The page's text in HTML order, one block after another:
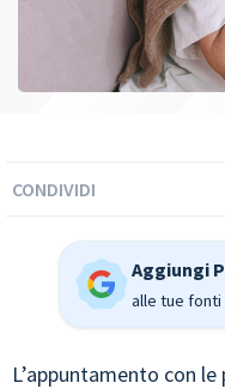
CONDIVIDI
Aggiungi
alle tue
L’appuntamento con